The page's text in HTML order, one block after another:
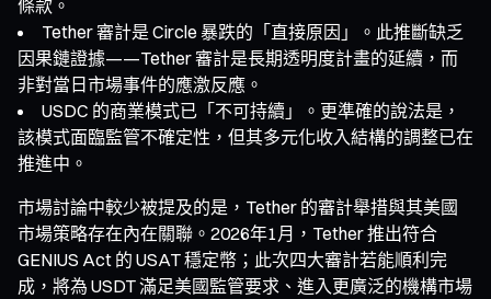
條款。
Tether 審計是 Circle 暴跌的「直接原因」。此推斷缺乏
因果鏈證據——Tether 審計是長期透明度計畫的延續，而
非對當日市場事件的應激反應。
USDC 的商業模式已「不可持續」。更準確的說法是，
該模式面臨監管不確定性，但其多元化收入結構的調整已在
推進中。
市場討論中較少被提及的是，Tether 的審計舉措與其美國
市場策略存在內在關聯。2026年1月，Tether 推出符合
GENIUS Act 的 USAT 穩定幣；此次四大審計若能順利完
成，將為 USDT 滿足美國監管要求、進入更廣泛的機構市場